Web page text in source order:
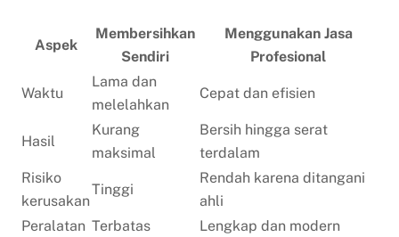
Aspek
Membersihkan
Sendiri
Menggunakan Jasa
Profesional
Waktu
Lama dan
melelahkan
Cepat dan efisien
Hasil
Kurang
maksimal
Bersih hingga serat
terdalam
Risiko
kerusakan
Tinggi
Rendah karena ditangani
ahli
Peralatan Terbatas Lengkap dan modern